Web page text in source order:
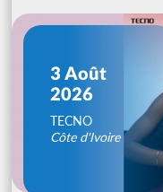
3 Août
2026
TECNO
Côte d'Ivoire